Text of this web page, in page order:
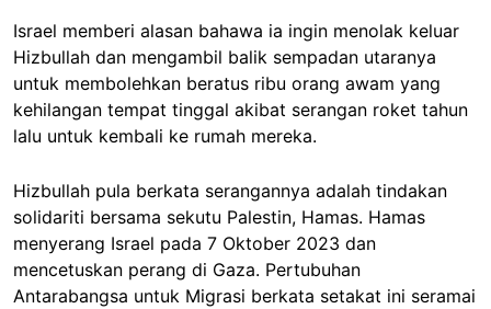
Israel memberi alasan bahawa ia ingin menolak keluar
Hizbullah dan mengambil balik sempadan utaranya
untuk membolehkan beratus ribu orang awam yang
kehilangan tempat tinggal akibat serangan roket tahun
lalu untuk kembali ke rumah mereka.
Hizbullah pula berkata serangannya adalah tindakan
solidariti bersama sekutu Palestin, Hamas. Hamas
menyerang Israel pada 7 Oktober 2023 dan
mencetuskan perang di Gaza. Pertubuhan
Antarabangsa untuk Migrasi berkata setakat ini seramai